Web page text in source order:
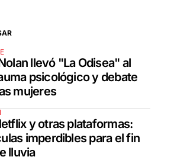
llevó "La Odisea" al
psicológico y debate
mujeres
y otras plataformas:
imperdibles para el fin
lluvia